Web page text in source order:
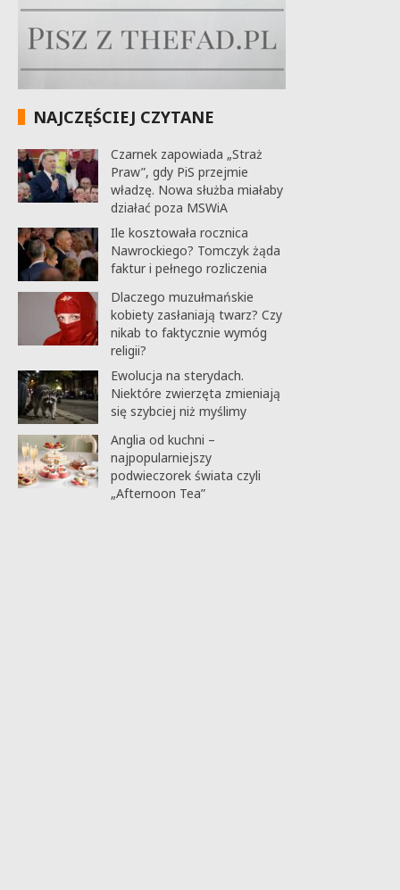
NAJCZĘŚCIEJ CZYTANE
Czarnek zapowiada „Straż
Praw”, gdy PiS przejmie
władzę. Nowa służba miałaby
działać poza MSWiA
Ile kosztowała rocznica
Nawrockiego? Tomczyk żąda
faktur i pełnego rozliczenia
Dlaczego muzułmańskie
kobiety zasłaniają twarz? Czy
nikab to faktycznie wymóg
religii?
Ewolucja na sterydach.
Niektóre zwierzęta zmieniają
się szybciej niż myślimy
Anglia od kuchni –
najpopularniejszy
podwieczorek świata czyli
„Afternoon Tea”